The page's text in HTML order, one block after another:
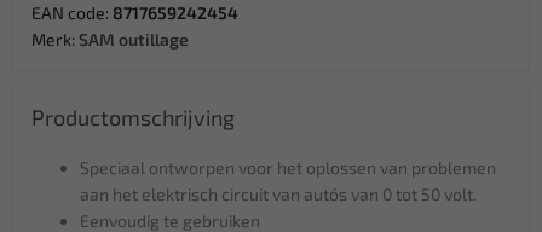
EAN code: 8717659242454
Merk: SAM outillage
Productomschrijving
Speciaal ontworpen voor het oplossen van problemen
aan het elektrisch circuit van auto´s van 0 tot 50 volt.
Eenvoudig te gebruiken